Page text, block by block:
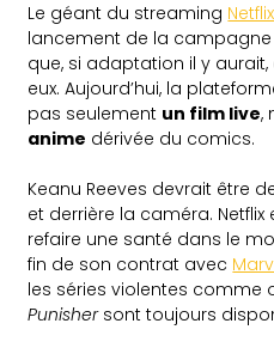
Le géant du streaming Netflix
lancement de la
que, si adaptation il y
eux. Aujourd’hui, la
pas seulement un film live,
anime dérivée du comics.
Keanu Reeves devrait être
et derrière la caméra.
refaire une santé dans le
fin de son contrat avec
les séries violentes comme
Punishersont toujours